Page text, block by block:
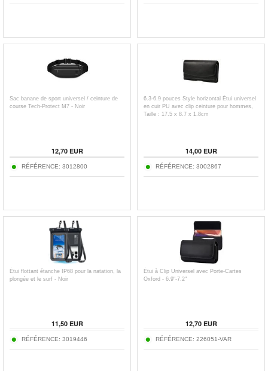
Sac banane de sport universel / ceinture de
course Tech-Protect M7 - Noir
12,70EUR
RÉFÉRENCE: 3012800
6.3-6.9 pouces Style horizontal Étui universel
en cuir PU avec clip ceinture pour hommes,
Taille : 17.5 x 8.7 x 1.8cm
14,00EUR
RÉFÉRENCE: 3002867
Étui flottant étanche IP68 pour la natation, la
plongée et le surf - Noir
11,50EUR
RÉFÉRENCE: 3019446
Étui à Clip Universel avec Porte-Cartes
Oxford - 6.9"-7.2"
12,70EUR
RÉFÉRENCE: 226051-VAR